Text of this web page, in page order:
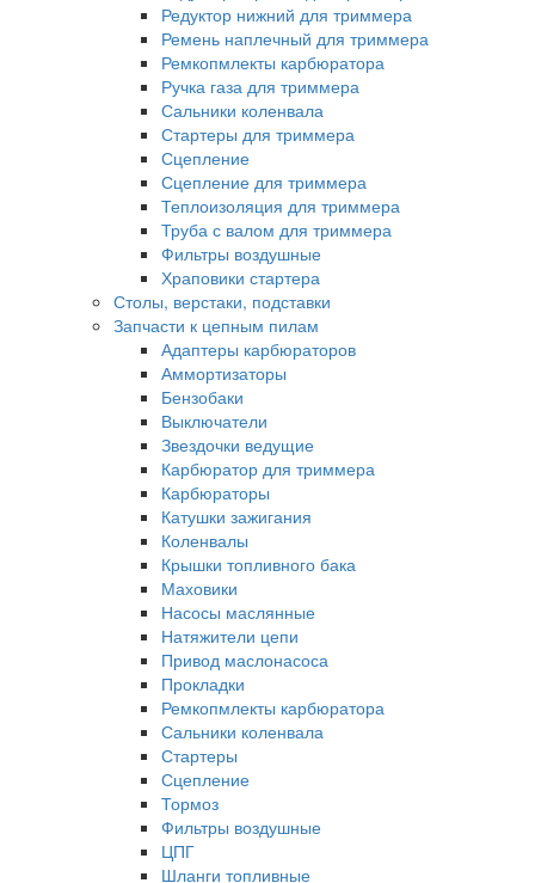
Редуктор нижний для триммера
Ремень наплечный для триммера
Ремкопмлекты карбюратора
Ручка газа для триммера
Сальники коленвала
Стартеры для триммера
Сцепление
Сцепление для триммера
Теплоизоляция для триммера
Труба с валом для триммера
Фильтры воздушные
Храповики стартера
Столы, верстаки, подставки
Запчасти к цепным пилам
Адаптеры карбюраторов
Аммортизаторы
Бензобаки
Выключатели
Звездочки ведущие
Карбюратор для триммера
Карбюраторы
Катушки зажигания
Коленвалы
Крышки топливного бака
Маховики
Насосы маслянные
Натяжители цепи
Привод маслонасоса
Прокладки
Ремкопмлекты карбюратора
Сальники коленвала
Стартеры
Сцепление
Тормоз
Фильтры воздушные
ЦПГ
Шланги топливные